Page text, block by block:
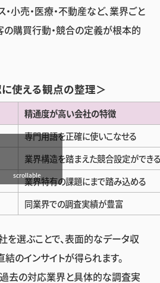
小売・医療・不動産など、業界ごと
の購買行動・競合の定義が根本的
使える観点の整理＞
精通度が高い会社の特徴
専門用語を正確に使いこなせる
業界構造を踏まえた競合設定ができ
業界特有の課題にまで踏み込める
同業界での調査実績が豊富
scrollable
選ぶことで、表面的なデータ収
のインサイトが得られます。
去の対応業界と具体的な調査実